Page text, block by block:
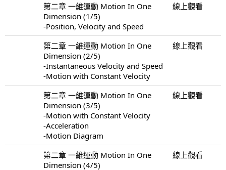
第二章 一維運動 Motion In One
Dimension (1/5)
-Position, Velocity and Speed
線上觀看
第二章 一維運動 Motion In One
Dimension (2/5)
-Instantaneous Velocity and Speed
-Motion with Constant Velocity
線上觀看
第二章 一維運動 Motion In One
Dimension (3/5)
-Motion with Constant Velocity
-Acceleration
-Motion Diagram
線上觀看
第二章 一維運動 Motion In One
Dimension (4/5)
線上觀看